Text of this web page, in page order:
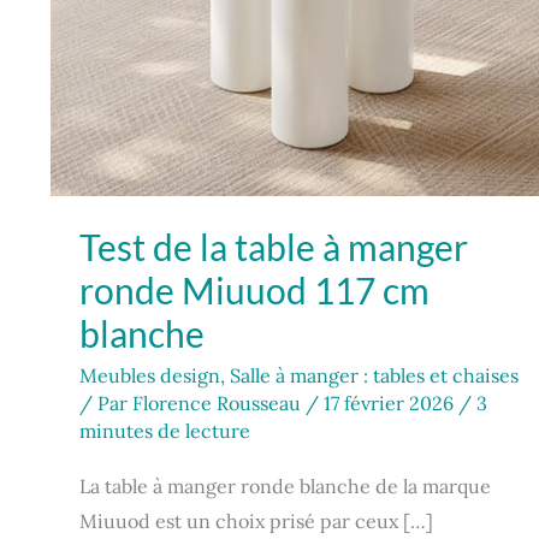
Test de la table à manger
ronde Miuuod 117 cm
blanche
Meubles design, Salle à manger : tables et chaises
/ Par Florence Rousseau / 17 février 2026 / 3
minutes de lecture
La table à manger ronde blanche de la marque
Miuuod est un choix prisé par ceux […]